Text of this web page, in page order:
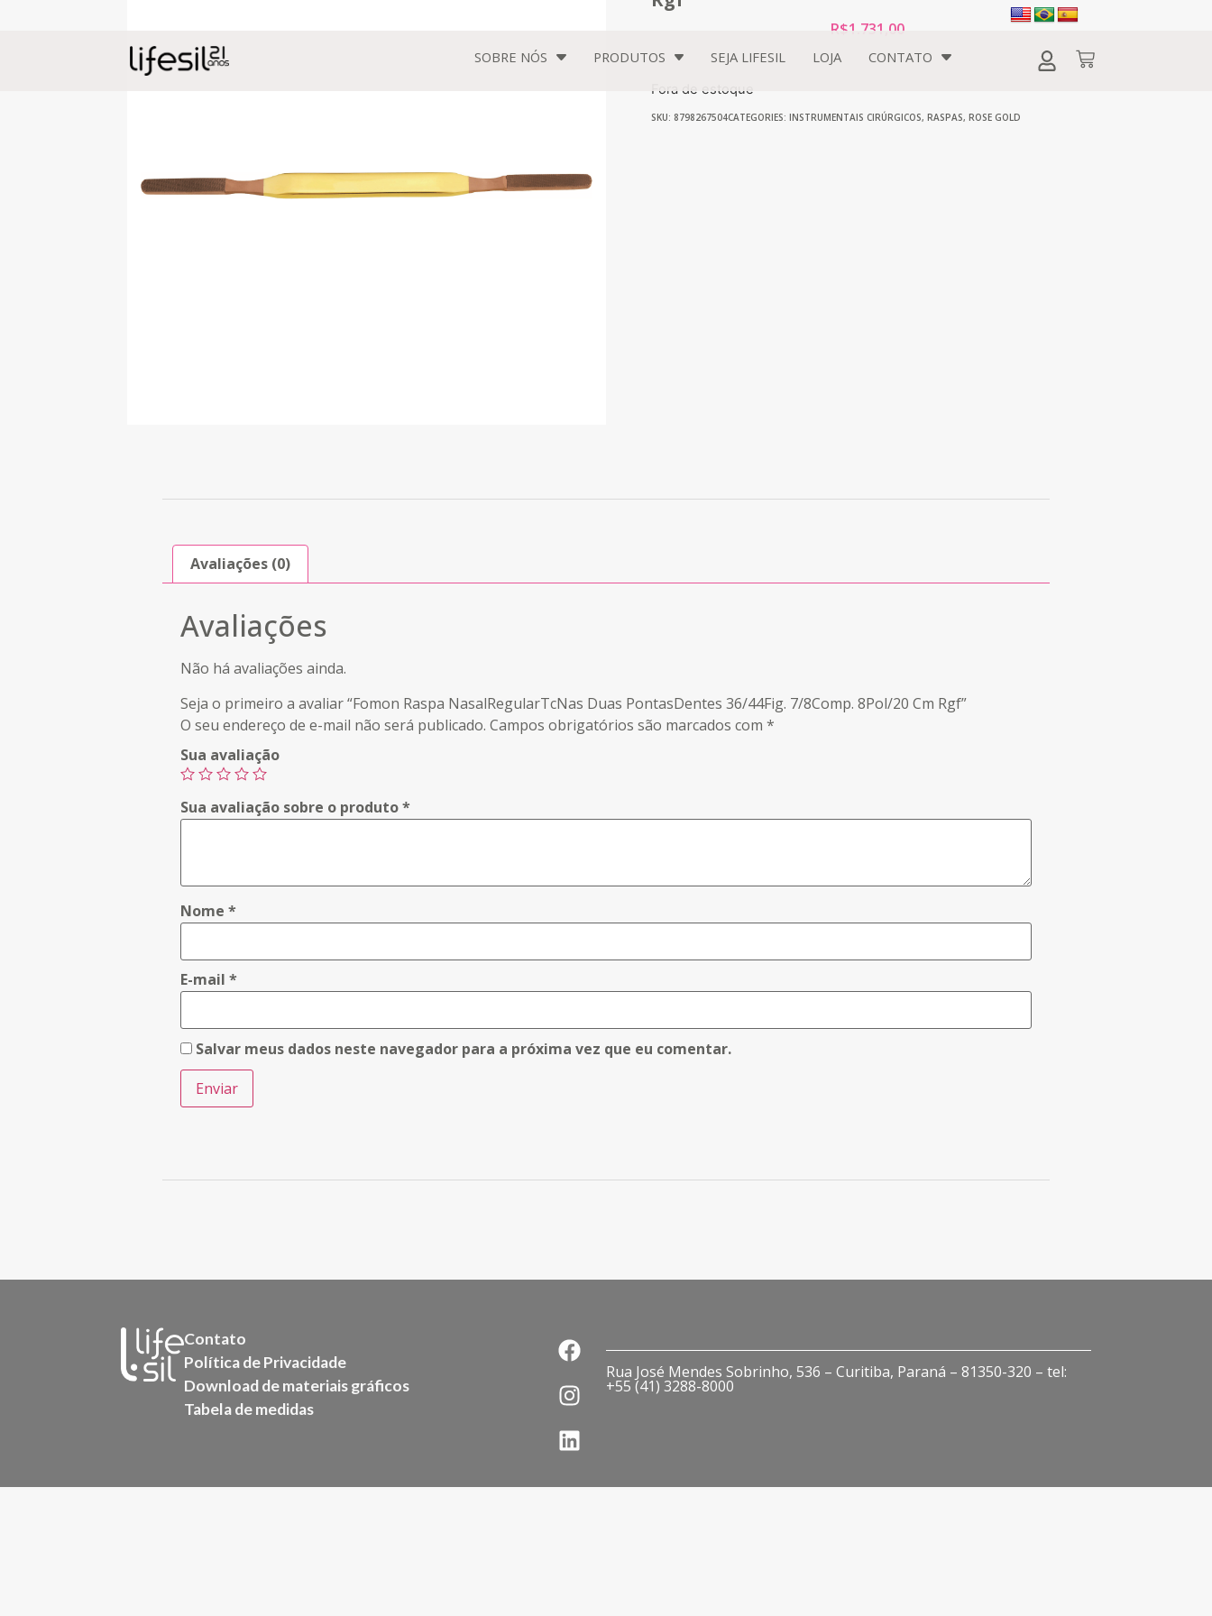
SOBRE NÓS PRODUTOS SEJA LIFESIL LOJA CONTATO
R$1.731,00
Fora de estoque
SKU: 8798267504CATEGORIES: INSTRUMENTAIS CIRÚRGICOS, RASPAS, ROSE GOLD
Avaliações (0)
Avaliações
Não há avaliações ainda.
Seja o primeiro a avaliar “Fomon Raspa NasalRegularTcNas Duas PontasDentes 36/44Fig. 7/8Comp. 8Pol/20 Cm Rgf”
O seu endereço de e-mail não será publicado. Campos obrigatórios são marcados com *
Sua avaliação
Sua avaliação sobre o produto*
Nome *
E-mail *
Salvar meus dados neste navegador para a próxima vez que eu comentar.
Contato
Política de Privacidade
Download de materiais gráficos
Tabela de medidas
Rua José Mendes Sobrinho, 536 – Curitiba, Paraná – 81350-320 – tel:
+55 (41) 3288-8000